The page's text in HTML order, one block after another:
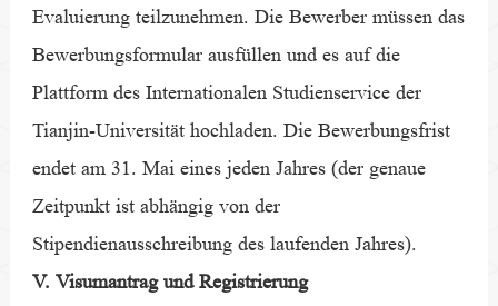
Evaluierung teilzunehmen. Die Bewerber müssen das
Bewerbungsformular ausfüllen und es auf die
Plattform des Internationalen Studienservice der
Tianjin-Universität hochladen. Die Bewerbungsfrist
endet am 31. Mai eines jeden Jahres (der genaue
Zeitpunkt ist abhängig von der
Stipendienausschreibung des laufenden Jahres).
V. Visumantrag und Registrierung